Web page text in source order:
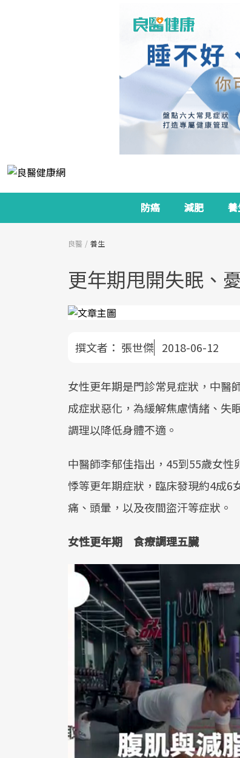
防癌 減肥 養
良醫 養生
更年期甩開失眠、
撰文者： 張世傑 2018-06-12
女性更年期是門診常見症狀，中醫
成症狀惡化，為緩解焦慮情緒、失
調理以降低身體不適。
中醫師李郁佳指出，45到55歲女
悸等更年期症狀，臨床發現約4成6
痛、頭暈，以及夜間盜汗等症狀。
女性更年期 食療調理五臟